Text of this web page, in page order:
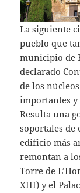
La siguiente
pueblo que
municipio de
declarado
de los
importantes y
Resulta una
soportales de
edificio más
remontan a
Torre de
XIII) y el